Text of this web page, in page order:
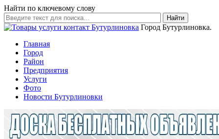
Найти по ключевому слову
Найти
Город Бутурлиновка.
Главная
Город
Район
Предприятия
Услуги
Фото
Новости Бутурлиновки